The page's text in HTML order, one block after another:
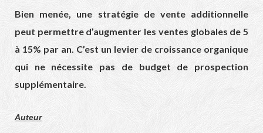
Bien menée, une stratégie de vente additionnelle
peut permettre d’augmenter les ventes globales de 5
à 15% par an. C’est un levier de croissance organique
qui ne nécessite pas de budget de prospection
supplémentaire.
Auteur